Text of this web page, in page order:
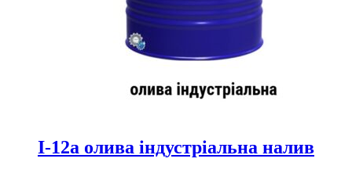
І-12а олива індустріальна налив